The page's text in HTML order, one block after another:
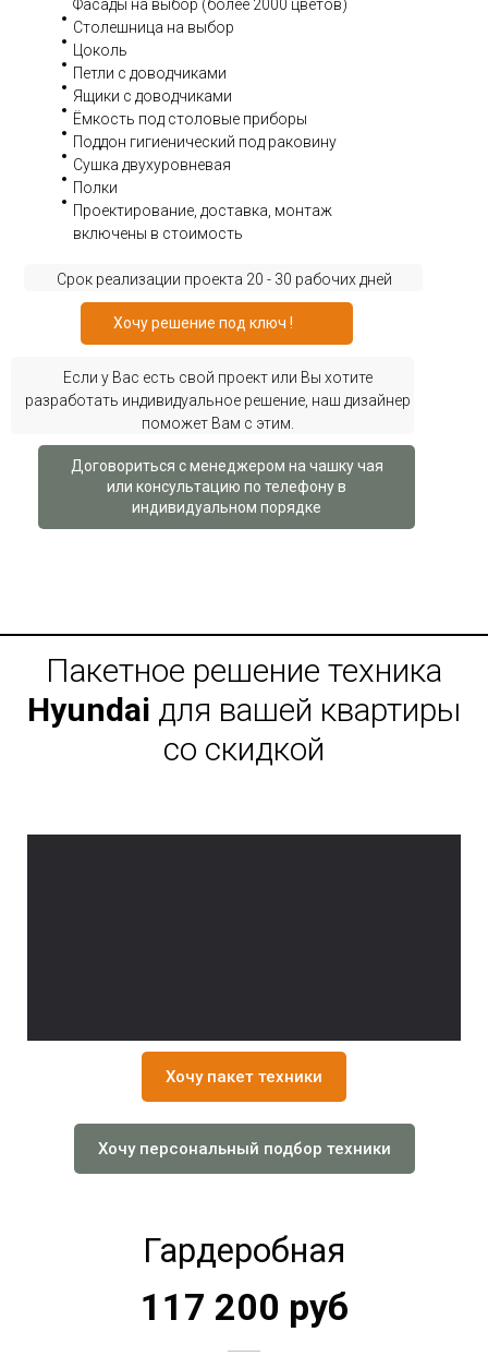
Хочу решение под ключ !
Срок реализации проекта 20 - 30 рабочих дней
Если у Вас есть свой проект или Вы хотите
разработать индивидуальное решение, наш дизайнер
поможет Вам с этим.
Договориться с менеджером на чашку чая
или консультацию по телефону в
индивидуальном порядке
Фасады на выбор (более 2000 цветов)
Столешница на выбор
Цоколь
Петли с доводчиками
Ящики с доводчиками
Ёмкость под столовые приборы
Поддон гигиенический под раковину
Сушка двухуровневая
Полки
Проектирование, доставка, монтаж
включены в стоимость
Пакетное решение техника
Hyundai для вашей квартиры
со скидкой
Хочу пакет техники
Хочу персональный подбор техники
Гардеробная
117 200 руб